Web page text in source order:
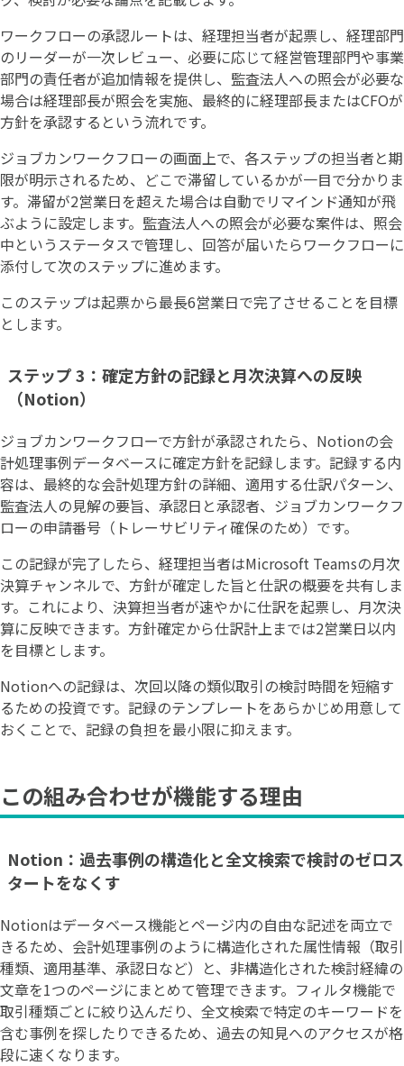
ワークフローの承認ルートは、経理担当者が起票し、経理部門
のリーダーが一次レビュー、必要に応じて経営管理部門や事業
部門の責任者が追加情報を提供し、監査法人への照会が必要な
場合は経理部長が照会を実施、最終的に経理部長またはCFOが
方針を承認するという流れです。
ジョブカンワークフローの画面上で、各ステップの担当者と期
限が明示されるため、どこで滞留しているかが一目で分かりま
す。滞留が2営業日を超えた場合は自動でリマインド通知が飛
ぶように設定します。監査法人への照会が必要な案件は、照会
中というステータスで管理し、回答が届いたらワークフローに
添付して次のステップに進めます。
このステップは起票から最長6営業日で完了させることを目標
とします。
ステップ 3：確定方針の記録と月次決算への反映
（Notion）
ジョブカンワークフローで方針が承認されたら、Notionの会
計処理事例データベースに確定方針を記録します。記録する内
容は、最終的な会計処理方針の詳細、適用する仕訳パターン、
監査法人の見解の要旨、承認日と承認者、ジョブカンワークフ
ローの申請番号（トレーサビリティ確保のため）です。
この記録が完了したら、経理担当者はMicrosoft Teamsの月次
決算チャンネルで、方針が確定した旨と仕訳の概要を共有しま
す。これにより、決算担当者が速やかに仕訳を起票し、月次決
算に反映できます。方針確定から仕訳計上までは2営業日以内
を目標とします。
Notionへの記録は、次回以降の類似取引の検討時間を短縮す
るための投資です。記録のテンプレートをあらかじめ用意して
おくことで、記録の負担を最小限に抑えます。
この組み合わせが機能する理由
Notion：過去事例の構造化と全文検索で検討のゼロス
タートをなくす
Notionはデータベース機能とページ内の自由な記述を両立で
きるため、会計処理事例のように構造化された属性情報（取引
種類、適用基準、承認日など）と、非構造化された検討経緯の
文章を1つのページにまとめて管理できます。フィルタ機能で
取引種類ごとに絞り込んだり、全文検索で特定のキーワードを
含む事例を探したりできるため、過去の知見へのアクセスが格
段に速くなります。